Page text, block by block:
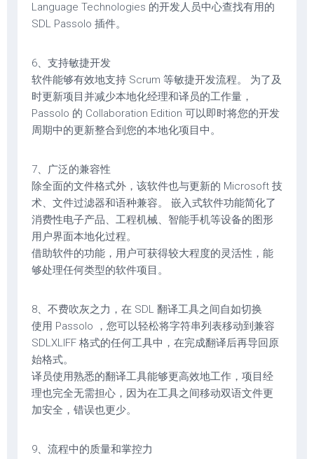
Language Technologies 的开发人员中心查找有用的
SDL Passolo 插件。
6、支持敏捷开发
软件能够有效地支持 Scrum 等敏捷开发流程。 为了及
时更新项目并减少本地化经理和译员的工作量，
Passolo 的 Collaboration Edition 可以即时将您的开发
周期中的更新整合到您的本地化项目中。
7、广泛的兼容性
除全面的文件格式外，该软件也与更新的 Microsoft 技
术、文件过滤器和语种兼容。 嵌入式软件功能简化了
消费性电子产品、工程机械、智能手机等设备的图形
用户界面本地化过程。
借助软件的功能，用户可获得较大程度的灵活性，能
够处理任何类型的软件项目。
8、不费吹灰之力，在 SDL 翻译工具之间自如切换
使用 Passolo ，您可以轻松将字符串列表移动到兼容
SDLXLIFF 格式的任何工具中，在完成翻译后再导回原
始格式。
译员使用熟悉的翻译工具能够更高效地工作，项目经
理也完全无需担心，因为在工具之间移动双语文件更
加安全，错误也更少。
9、流程中的质量和掌控力